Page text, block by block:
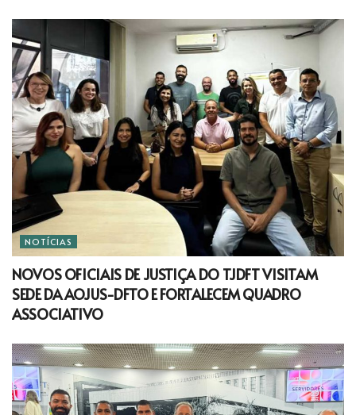
NOTÍCIAS
NOVOS OFICIAIS DE JUSTIÇA DO TJDFT VISITAM
SEDE DA AOJUS-DFTO E FORTALECEM QUADRO
ASSOCIATIVO